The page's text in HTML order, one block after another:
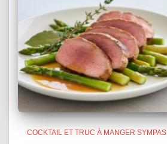
COCKTAIL ET TRUC À MANGER SYMPAS